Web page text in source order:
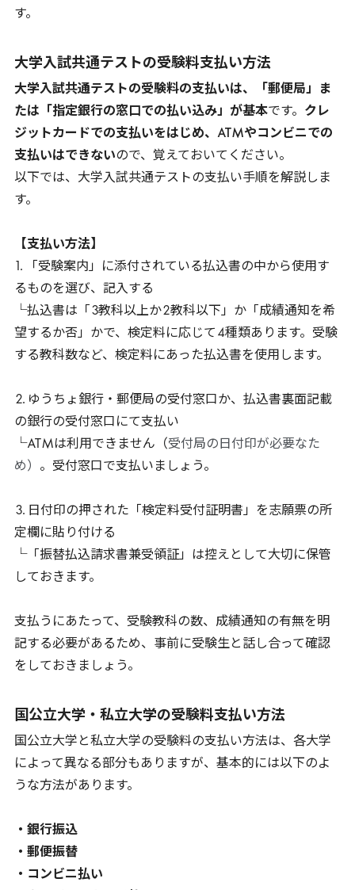
す。
大学入試共通テストの受験料支払い方法
大学入試共通テストの受験料の支払いは、「郵便局」ま
たは「指定銀行の窓口での払い込み」が基本です。 クレ
ジットカードでの支払いをはじめ、 ATMやコンビニでの
支払いはできないので、覚えておいてください。
以下では、大学入試共通テストの支払い手順を解説しま
す。
【支払い方法】
1. 「受験案内」に添付されている払込書の中から使用す
るものを選び、記入する
└払込書は「 3教科以上か2教科以下」か「成績通知を希
望するか否」かで、検定料に応じて 4種類あります。受験
する教科数など、検定料にあった払込書を使用します。
2. ゆうちょ銀行・郵便局の受付窓口か、払込書裏面記載
の銀行の受付窓口にて支払い
└ATMは利用できません（受付局の日付印が必要なた
め） 。受付窓口で支払いましょう。
3. 日付印の押された「検定料受付証明書」を志願票の所
定欄に貼り付ける
└「振替払込請求書兼受領証」は控えとして大切に保管
しておきます。
支払うにあたって、受験教科の数、成績通知の有無を明
記する必要があるため、事前に受験生と話し合って確認
をしておきましょう。
国公立大学・私立大学の受験料支払い方法
国公立大学と私立大学の受験料の支払い方法は、各大学
によって異なる部分もありますが、基本的には以下のよ
うな方法があります。
・銀行振込
・郵便振替
・コンビニ払い